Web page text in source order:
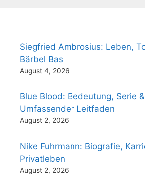
Siegfried Ambrosius: Leben,
Bärbel Bas
August 4, 2026
Blue Blood: Bedeutung, Serie
Umfassender Leitfaden
August 2, 2026
Nike Fuhrmann: Biografie,
Privatleben
August 2, 2026